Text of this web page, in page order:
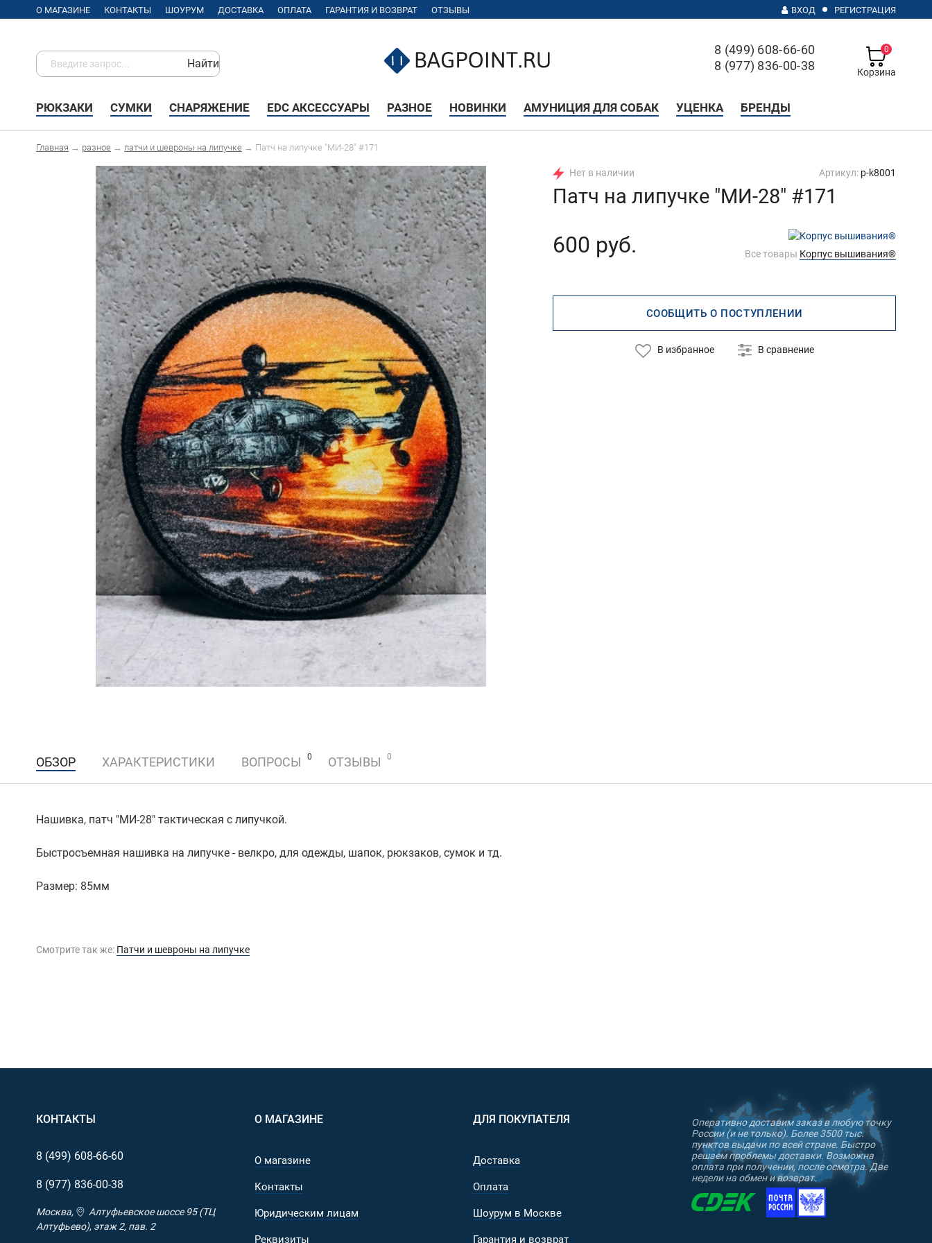
О МАГАЗИНЕ КОНТАКТЫ ШОУРУМ ДОСТАВКА ОПЛАТА ГАРАНТИЯ И ВОЗВРАТ ОТЗЫВЫ ВХОД РЕГИСТРАЦИЯ
Найти
8 (499) 608-66-60
8 (977) 836-00-38
Корзина
0
РЮКЗАКИ СУМКИ СНАРЯЖЕНИЕ EDC АКСЕССУАРЫ РАЗНОЕ НОВИНКИ АМУНИЦИЯ ДЛЯ СОБАК УЦЕНКА БРЕНДЫ
Главная → разное → патчи и шевроны на липучке → Патч на липучке "МИ-28" #171
Нет в наличии Артикул: p-k8001
Патч на липучке "МИ-28" #171
600 руб. Все товары Корпус вышивания®
СООБЩИТЬ О ПОСТУПЛЕНИИ
В избранное В сравнение
ОБЗОР ХАРАКТЕРИСТИКИ ВОПРОСЫ 0 ОТЗЫВЫ 0
Нашивка, патч "МИ-28" тактическая с липучкой.
Быстросъемная нашивка на липучке - велкро, для одежды, шапок, рюкзаков, сумок и тд.
Размер: 85мм
Смотрите так же: Патчи и шевроны на липучке
КОНТАКТЫ
8 (499) 608-66-60
8 (977) 836-00-38
Москва,
Алтуфьевское шоссе 95 (ТЦ
Алтуфьево), этаж 2, пав. 2
О МАГАЗИНЕ
О магазине
Контакты
Юридическим лицам
Реквизиты
ДЛЯ ПОКУПАТЕЛЯ
Доставка
Оплата
Шоурум в Москве
Гарантия и возврат
Оперативно доставим заказ в любую точку
России (и не только). Более 3500 тыс.
пунктов выдачи по всей стране. Быстро
решаем проблемы доставки. Возможна
оплата при получении, после осмотра. Две
недели на обмен и возврат.